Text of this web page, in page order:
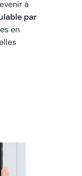
à
par
en